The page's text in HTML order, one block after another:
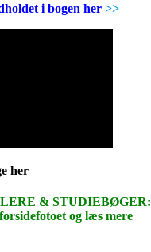
i bogen her >>
her
& STUDIEBØGER:
og læs mere